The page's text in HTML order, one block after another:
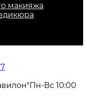
макияжа
Пн-Вс 10:00